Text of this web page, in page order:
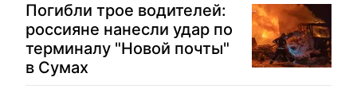
Погибли трое водителей:
россияне нанесли удар по
терминалу "Новой почты"
в Сумах